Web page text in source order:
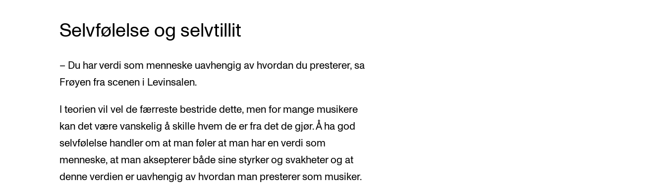
Selvfølelse og selvtillit
– Du har verdi som menneske uavhengig av hvordan du presterer, sa
Frøyen fra scenen i Levinsalen.
I teorien vil vel de færreste bestride dette, men for mange musikere
kan det være vanskelig å skille hvem de er fra det de gjør. Å ha god
selvfølelse handler om at man føler at man har en verdi som
menneske, at man aksepterer både sine styrker og svakheter og at
denne verdien er uavhengig av hvordan man presterer som musiker.